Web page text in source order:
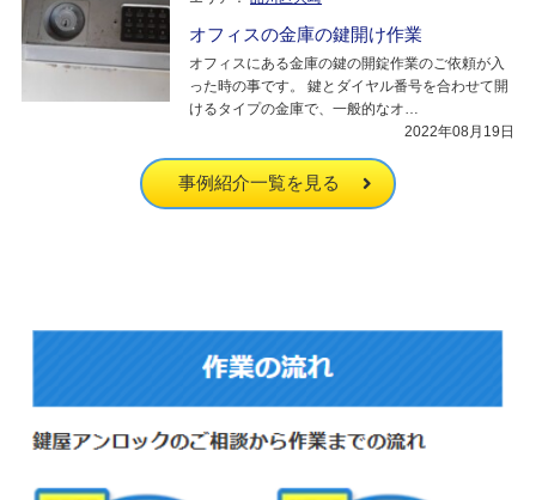
オフィスの金庫の鍵開け作業
オフィスにある金庫の鍵の開錠作業のご依頼が入
った時の事です。 鍵とダイヤル番号を合わせて開
けるタイプの金庫で、一般的なオ…
2022年08月19日
事例紹介一覧を見る